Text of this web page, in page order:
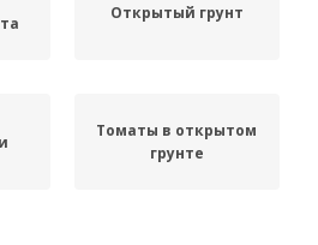
Открытый грунт
Томаты в открытом
грунте